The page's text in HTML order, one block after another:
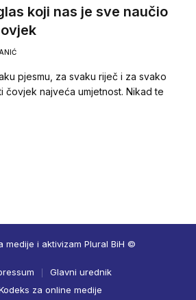
koji nas je sve naučio
pjesmu, za svaku riječ i za svako
čovjek najveća umjetnost. Nikad te
medije i aktivizam Plural BiH ©
Glavni urednik
za online medije